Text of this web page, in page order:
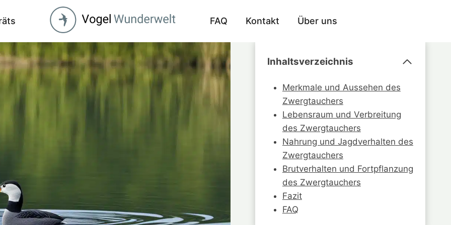
FAQ Kontakt Über uns
Inhaltsverzeichnis
Merkmale und Aussehen des
Zwergtauchers
Lebensraum und Verbreitung
des Zwergtauchers
Nahrung und Jagdverhalten des
Zwergtauchers
Brutverhalten und Fortpflanzung
des Zwergtauchers
Fazit
FAQ